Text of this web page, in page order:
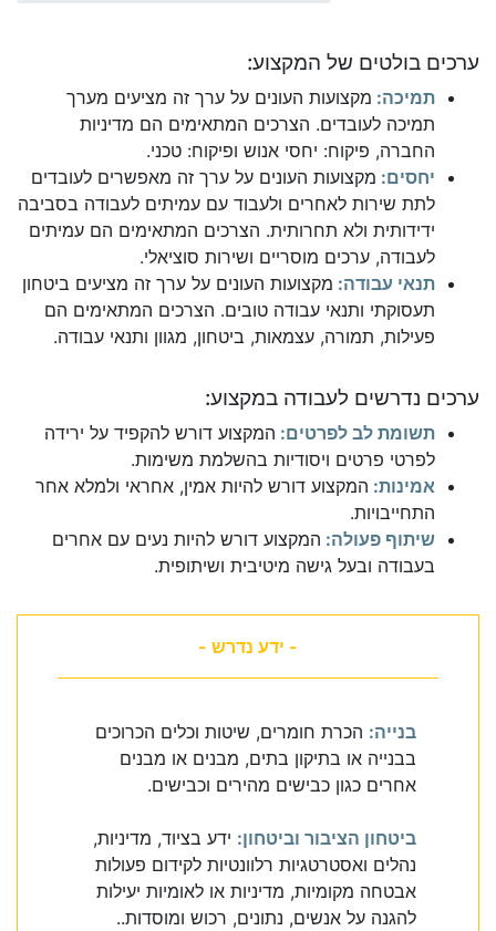
ערכים בולטים של המקצוע:
תמיכה: מקצועות העונים על ערך זה מציעים מערך
תמיכה לעובדים. הצרכים המתאימים הם מדיניות
החברה, פיקוח: יחסי אנוש ופיקוח: טכני.
יחסים: מקצועות העונים על ערך זה מאפשרים לעובדים
לתת שירות לאחרים ולעבוד עם עמיתים לעבודה בסביבה
ידידותית ולא תחרותית. הצרכים המתאימים הם עמיתים
לעבודה, ערכים מוסריים ושירות סוציאלי.
תנאי עבודה: מקצועות העונים על ערך זה מציעים ביטחון
תעסוקתי ותנאי עבודה טובים. הצרכים המתאימים הם
פעילות, תמורה, עצמאות, ביטחון, מגוון ותנאי עבודה.
ערכים נדרשים לעבודה במקצוע:
תשומת לב לפרטים: המקצוע דורש להקפיד על ירידה
לפרטי פרטים ויסודיות בהשלמת משימות.
אמינות: המקצוע דורש להיות אמין, אחראי ולמלא אחר
התחייבויות.
שיתוף פעולה: המקצוע דורש להיות נעים עם אחרים
בעבודה ובעל גישה מיטיבית ושיתופית.
- ידע נדרש -
בנייה: הכרת חומרים, שיטות וכלים הכרוכים
בבנייה או בתיקון בתים, מבנים או מבנים
אחרים כגון כבישים מהירים וכבישים.
ביטחון הציבור וביטחון: ידע בציוד, מדיניות,
נהלים ואסטרטגיות רלוונטיות לקידום פעולות
אבטחה מקומיות, מדיניות או לאומיות יעילות
להגנה על אנשים, נתונים, רכוש ומוסדות..